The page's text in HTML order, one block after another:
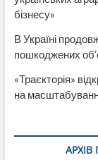
бізнесу»
В Україні
пошкоджених
«Траєкторія»
на
АРХІВ